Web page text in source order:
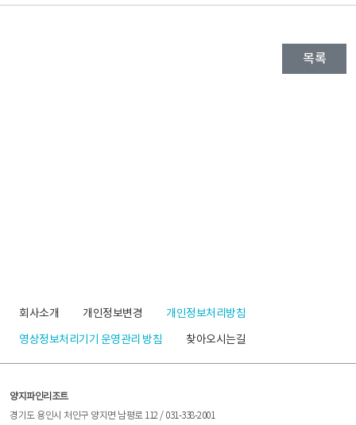
목록
회사소개 개인정보변경 개인정보처리방침
영상정보처리기기 운영관리 방침 찾아오시는길
양지파인리조트
경기도 용인시 처인구 양지면 남평로 112 / 031-338-2001